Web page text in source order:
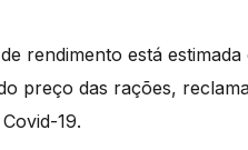
rendimento está
preço das rações,
19.